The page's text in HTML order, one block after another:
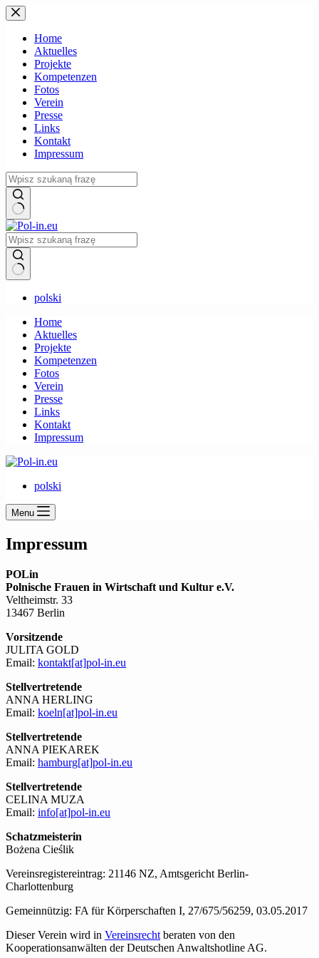
Zum
Inhalt
springenHome
Aktuelles
Projekte
Kompetenzen
Fotos
Verein
Presse
Links
Kontakt
Impressum
Keine
Ergebnisse
Ergebnisse
polski
Home
Aktuelles
Projekte
Kompetenzen
Fotos
Verein
Presse
Links
Kontakt
Impressum
polski
Menu
Impressum
POLin
Polnische Frauen in Wirtschaft und Kultur e.V.
Veltheimstr. 33
13467 Berlin
Vorsitzende
JULITA GOLD
Email: kontakt[at]pol-in.eu
Stellvertretende
ANNA HERLING
Email: koeln[at]pol-in.eu
Stellvertretende
ANNA PIEKAREK
Email: hamburg[at]pol-in.eu
Stellvertretende
CELINA MUZA
Email: info[at]pol-in.eu
Schatzmeisterin
Bożena Cieślik
Vereinsregistereintrag: 21146 NZ, Amtsgericht Berlin-
Charlottenburg
Gemeinnützig: FA für Körperschaften I, 27/675/56259, 03.05.2017
Dieser Verein wird in Vereinsrecht beraten von den
Kooperationsanwälten der Deutschen Anwaltshotline AG.